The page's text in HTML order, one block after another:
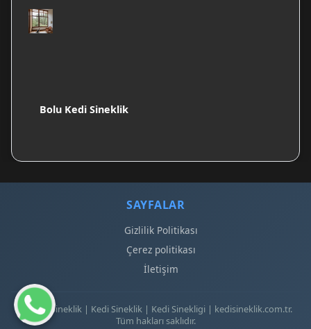
Bolu Kedi Sineklik
SAYFALAR
Gizlilik Politikası
Çerez politikası
İletişim
© 2026 Sineklik | Kedi Sineklik | Kedi Sinekligi | kedisineklik.com.tr.
Tüm hakları saklıdır.